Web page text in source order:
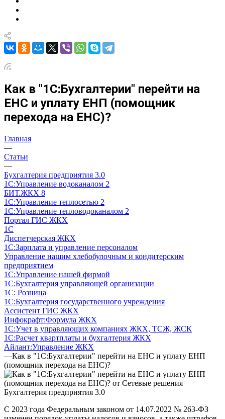
Как в "1С:Бухгалтерии" перейти на
ЕНС и уплату ЕНП (помощник
перехода на ЕНС)?
Главная
—
Статьи
—
Бухгалтерия предприятия 3.0
1С:Управление водоканалом 2
БИТ.ЖКХ 8
1С:Управление теплосетью 2
1С:Управление тепловодоканалом 2
Портал ГИС ЖКХ
1С
Диспетчерская ЖКХ
1С:Зарплата и управление персоналом
Управление нашим хлебобулочным и кондитерским
предприятием
1С:Управление нашей фирмой
1С:Бухгалтерия управляющей организации
1С: Розница
1С:Бухгалтерия государственного учреждения
Ассистент ГИС ЖКХ
Инфокрафт:Формула ЖКХ
1С:Учет в управляющих компаниях ЖКХ, ТСЖ, ЖСК
1С:Расчет квартплаты и бухгалтерия ЖКХ
Айлант:Управление ЖКХ
—Как в "1С:Бухгалтерии" перейти на ЕНС и уплату ЕНП
(помощник перехода на ЕНС)?
Бухгалтерия предприятия 3.0
С 2023 года Федеральным законом от 14.07.2022 № 263-ФЗ